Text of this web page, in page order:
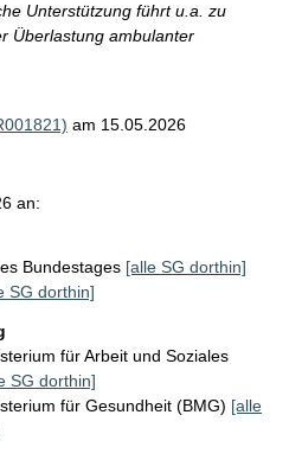
Unterstützung führt u.a. zu
Überlastung ambulanter
am 15.05.2026
an:
Bundestages [alle SG dorthin]
SG dorthin]
für Arbeit und Soziales
SG dorthin]
für Gesundheit (BMG) [alle